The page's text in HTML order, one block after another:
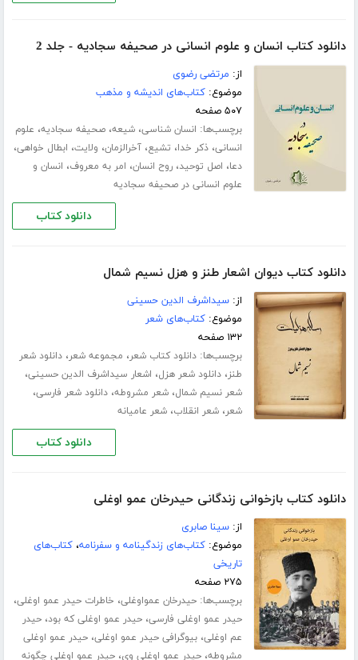
دانلود کتاب انسان و علوم انسانی در صحیفه سجادیه - جلد 2
از: مرتضی رضوی
موضوع:کتاب‌های اندیشه و مذهب
۵۰۷ صفحه
برچسب‌ها: انسان شناسی،شیعه،صحیفه سجادیه، علوم
انسانی،ذکر خدا، تشیع،آخرالزمان، ولایت، ابطال خواهی،
دعا، اصل توحید،روح انسان، امر به معروف، انسان و
علوم انسانی در صحیفه سجادیه
دانلود کتاب
دانلود کتاب دیوان اشعار طنز و هزل نسیم شمال
از:سیداشرف الدین حسینی
موضوع:کتاب‌های شعر
۱۳۲ صفحه
برچسب‌ها:دانلود کتاب شعر، مجموعه شعر،دانلود شعر
طنز،دانلود شعر هزل، اشعار سیداشرف الدین حسینی،
شعر نسیم شمال،شعر مشروطه،دانلود شعر فارسی،
شعر،شعر انقلاب،شعر عامیانه
دانلود کتاب
دانلود کتاب بازخوانی زندگانی حیدرخان عمو اوغلی
از:سینا صابری
موضوع:کتاب‌های زندگینامه و سفرنامه،کتاب‌های
تاریخی
۲۷۵ صفحه
برچسب‌ها:حیدرخان عمواوغلی، خاطرات حیدر عمو اوغلی،
حیدر عمو اوغلی فارسی،حیدر عمو اوغلی که بود،حیدر
عم اوغلی،بیوگرافی حیدر عمو اوغلی،حیدر عمو اوغلی
مشروطه،حیدر عمو اوغلی وی،حیدر عمو اوغلی چگونه